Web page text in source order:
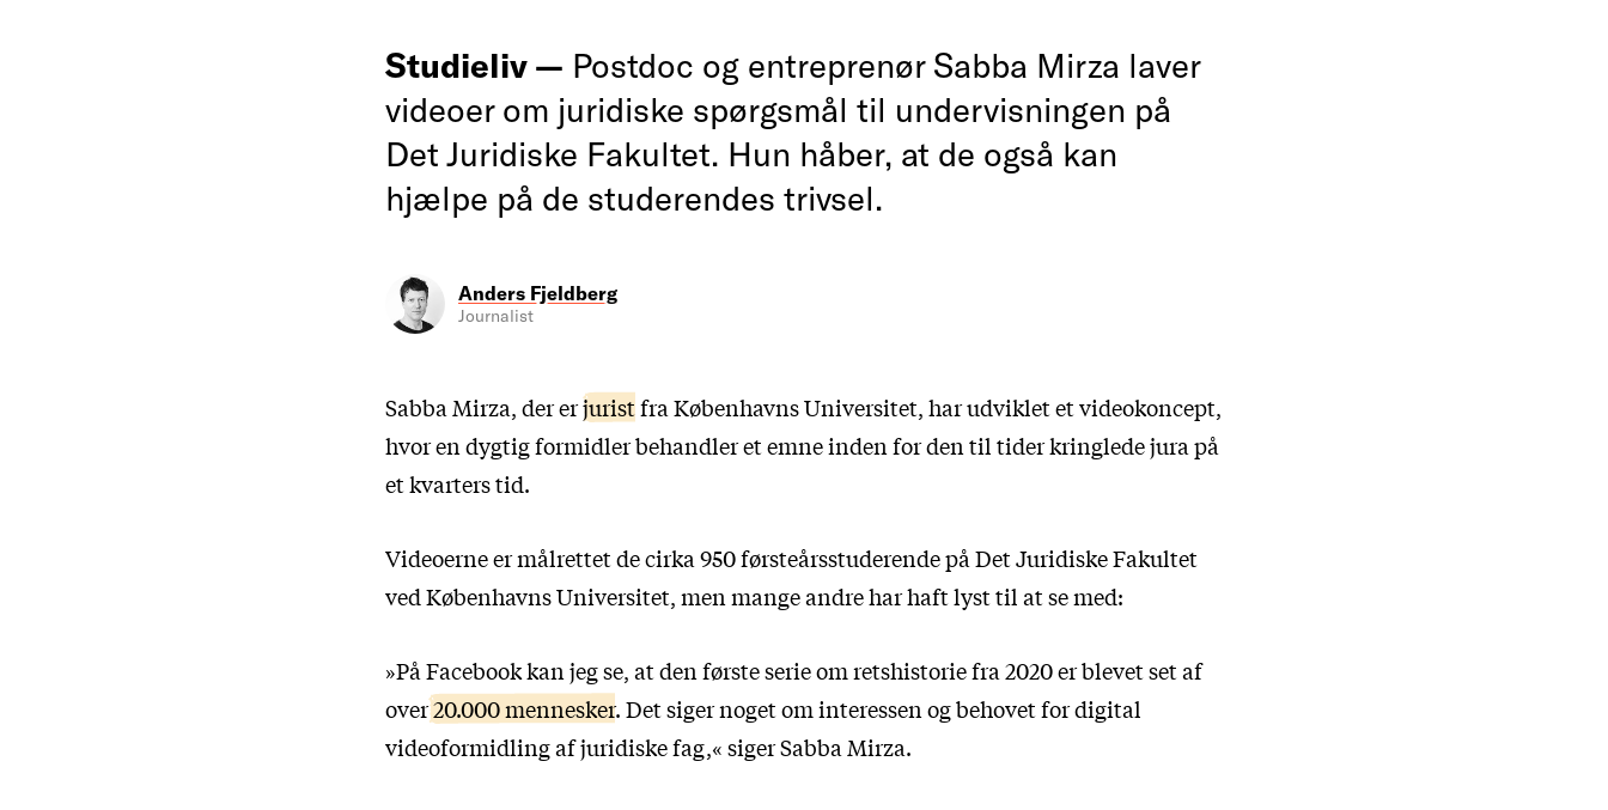
Studieliv — Postdoc og entreprenør Sabba Mirza laver
videoer om juridiske spørgsmål til undervisningen på
Det Juridiske Fakultet. Hun håber, at de også kan
hjælpe på de studerendes trivsel.
Anders Fjeldberg
Journalist
Sabba Mirza, der erjuristfra Københavns Universitet, har udviklet et videokoncept,
hvor en dygtig formidler behandler et emne inden for den til tider kringlede jura på
et kvarters tid.
Videoerne er målrettet de cirka 950 førsteårsstuderende på Det Juridiske Fakultet
ved Københavns Universitet, men mange andre har haft lyst til at se med:
»På Facebook kan jeg se, at den første serie om retshistorie fra 2020 er blevet set af
over20.000 mennesker. Det siger noget om interessen og behovet for digital
videoformidling af juridiske fag,« siger Sabba Mirza.